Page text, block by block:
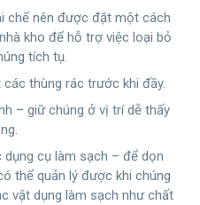
chế nên được đặt một cách
kho để hỗ trợ việc loại bỏ
tích tụ.
thùng rác trước khi đầy.
– giữ chúng ở vị trí dễ thấy
cụ làm sạch – để dọn
thể quản lý được khi chúng
vật dụng làm sạch như chất